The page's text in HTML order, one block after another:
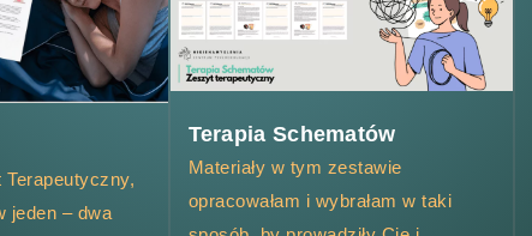
jeden – dwa
Terapia Schematów
Materiały w tym zestawie
opracowałam i wybrałam w taki